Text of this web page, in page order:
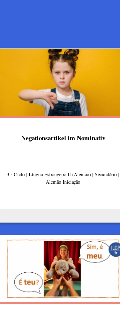
Negationsartikel im Nominativ
3.º Ciclo | Língua Estrangeira II (Alemão) | Secundário |
Alemão Iniciação